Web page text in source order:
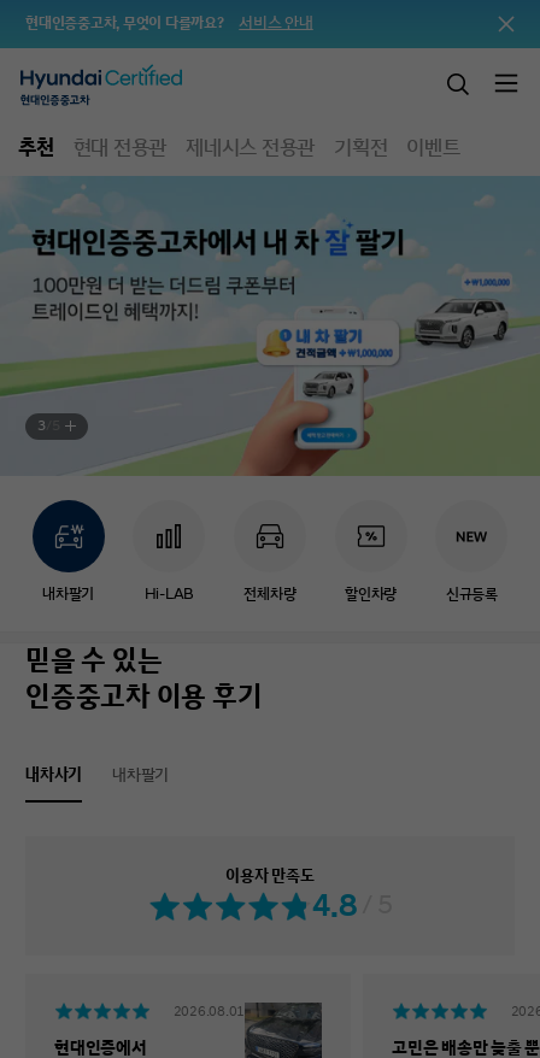
현대인증중고차, 무엇이 다를까요? 서비스 안내
추천 현대 전용관 제네시스 전용관 기획전 이벤트
3
내차팔기 Hi-LAB 전체차량 할인차량 신규등록
믿을 수 있는
인증중고차 이용 후기
내차사기 내차팔기
이용자 만족도
4.8
2026.08.01
현대인증에서
고민은 배송만 늦출